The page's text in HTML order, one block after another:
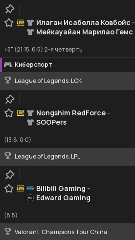
Илаган Исабелла Ковбойс -
Мейкауайан Марилао Гемс
<5" (21:15, 6:5) 2-я четверть
Киберспорт
League of Legends. LCK
Nongshim RedForce -
SOOPers
(13:8, 0:0)
League of Legends. LPL
Bilibili Gaming -
Edward Gaming
(8:5)
Valorant. Champions Tour China